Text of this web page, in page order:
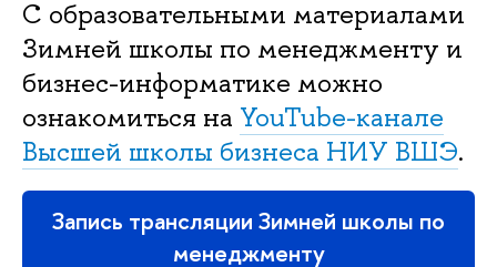
С образовательными материалами
Зимней школы по менеджменту и
бизнес-информатике можно
ознакомиться на YouTube-канале
Высшей школы бизнеса НИУ ВШЭ.
Запись трансляции Зимней школы по
менеджменту